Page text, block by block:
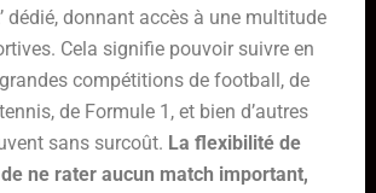
dédié, donnant accès à une multitude
Cela signifie pouvoir suivre en
compétitions de football, de
de Formule 1, et bien d’autres
sans surcoût. La flexibilité de
de ne rater aucun match important,